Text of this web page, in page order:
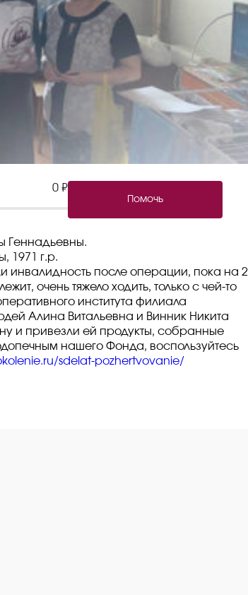
0 ₽
Помочь
Геннадьевны.
1971 г.р.
инвалидность после операции, пока на 2
очень тяжело ходить, только с чей-то
института филиала
Алина Витальевна и Винник Никита
и привезли ей продукты, собранные
нашего Фонда, воспользуйтесь
sdelat-pozhertvovanie/